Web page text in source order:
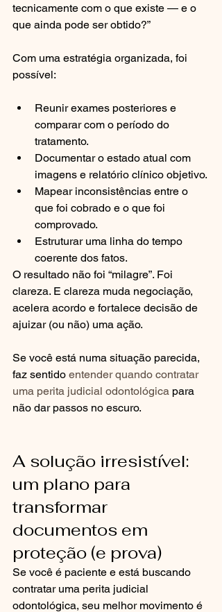
tecnicamente com o que existe — e o
que ainda pode ser obtido?”
Com uma estratégia organizada, foi
possível:
Reunir exames posteriores e
comparar com o período do
tratamento.
Documentar o estado atual com
imagens e relatório clínico objetivo.
Mapear inconsistências entre o
que foi cobrado e o que foi
comprovado.
Estruturar uma linha do tempo
coerente dos fatos.
O resultado não foi “milagre”. Foi
clareza. E clareza muda negociação,
acelera acordo e fortalece decisão de
ajuizar (ou não) uma ação.
Se você está numa situação parecida,
faz sentido entender quando contratar
uma perita judicial odontológica para
não dar passos no escuro.
A solução irresistível:
um plano para
transformar
documentos em
proteção (e prova)
Se você é paciente e está buscando
contratar uma perita judicial
odontológica, seu melhor movimento é